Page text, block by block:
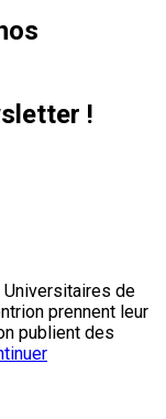
!
de
prennent leur
publient des